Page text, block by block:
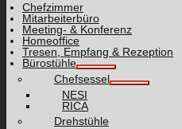
Chefzimmer
Mitarbeiterbüro
Meeting- & Konferenz
Homeoffice
Tresen, Empfang & Rezeption
Bürostühle
Chefsessel
NESI
RICA
Drehstühle